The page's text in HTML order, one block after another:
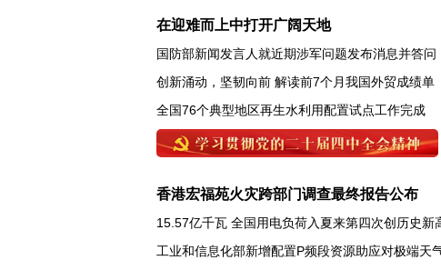
在迎难而上中打开广阔天地
国防部新闻发言人就近期涉军问题发布消息并答问
创新涌动，坚韧向前 解读前7个月我国外贸成绩单
全国76个典型地区再生水利用配置试点工作完成
香港宏福苑火灾跨部门调查最终报告公布
15.57亿千瓦 全国用电负荷入夏来第四次创历史新
工业和信息化部新增配置P频段资源助应对极端天